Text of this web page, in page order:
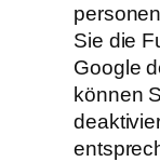
Sie die
Google
können